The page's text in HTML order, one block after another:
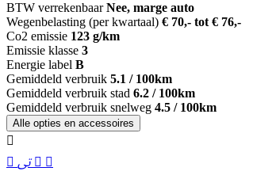
BTW verrekenbaar Nee, marge auto
Wegenbelasting (per kwartaal) € 70,- tot € 76,-
Co2 emissie 123 g/km
Emissie klasse 3
Energie label B
Gemiddeld verbruik 5.1 / 100km
Gemiddeld verbruik stad 6.2 / 100km
Gemiddeld verbruik snelweg 4.5 / 100km
Alle opties en accessoires